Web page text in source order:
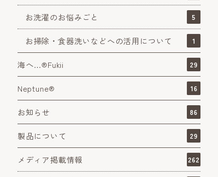
お洗濯のお悩みごと 5
お掃除・食器洗いなどへの活用について 1
海へ…®Fukii 29
Neptune® 16
お知らせ 86
製品について 29
メディア掲載情報 262